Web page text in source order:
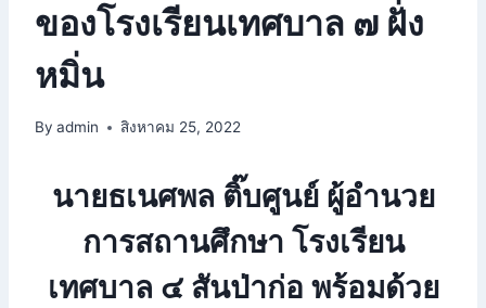
ของโรงเรียนเทศบาล ๗ ฝั่ง
หมิ่น
By admin สิงหาคม 25, 2022
นายธเนศพล ติ๊บศูนย์ ผู้อำนวย
การสถานศึกษา โรงเรียน
เทศบาล ๔ สันป่าก่อ พร้อมด้วย